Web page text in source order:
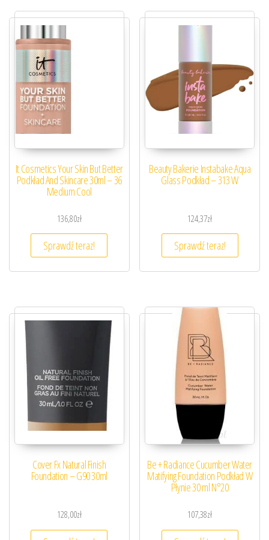
It Cosmetics Your Skin But Better
Podkład And Skincare 30ml – 36
Medium Cool
136,80zł
Sprawdź teraz!
Beauty Bakerie Instabake Aqua
Glass Podkład – 313 W
124,37zł
Sprawdź teraz!
Cover Fx Natural Finish
Foundation – G90 30ml
128,00zł
Be + Radiance Cucumber Water
Matifying Foundation Podkład W
Płynie 30 ml N°20
107,38zł